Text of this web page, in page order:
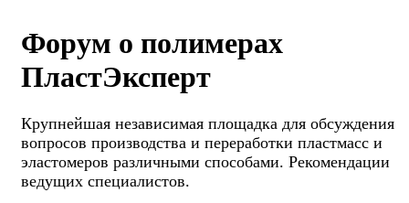
Форум о полимерах
ПластЭксперт
Крупнейшая независимая площадка для обсуждения
вопросов производства и переработки пластмасс и
эластомеров различными способами. Рекомендации
ведущих специалистов.